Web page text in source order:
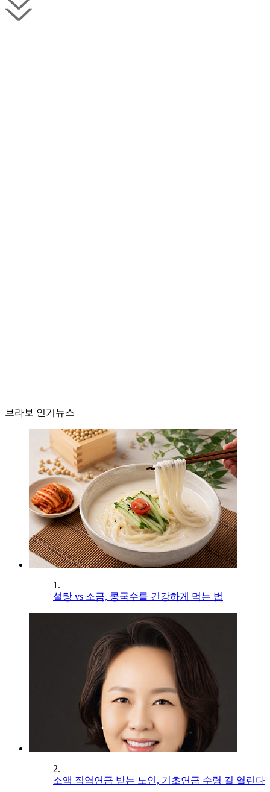
브라보 인기뉴스
1.
설탕 vs 소금, 콩국수를 건강하게 먹는 법
2.
소액 직역연금 받는 노인, 기초연금 수령 길 열린다